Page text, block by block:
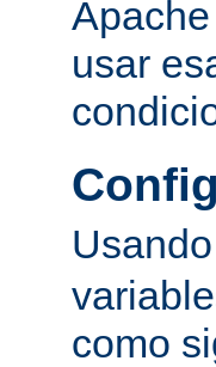
usar
como